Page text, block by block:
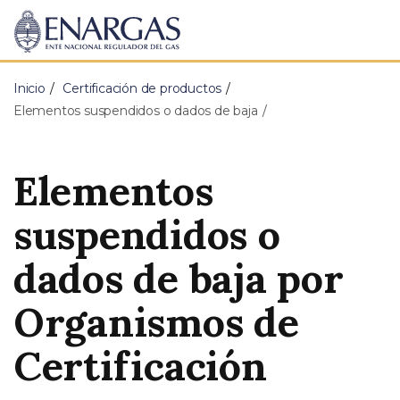
ENARGAS
Ente
Nacional
del
Gas
Inicio
Certificación de productos
Elementos suspendidos o dados de baja
Elementos
suspendidos o
dados de baja por
Organismos de
Certificación